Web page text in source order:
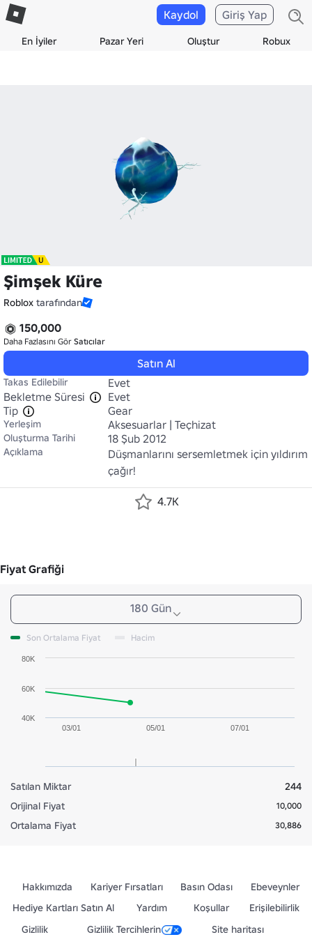
En İyiler Pazar Yeri Oluştur Robux
Kaydol Giriş Yap
Şimşek Küre
Roblox tarafından
150,000
Daha Fazlasını Gör Satıcılar
Satın Al
Takas Edilebilir
Evet
Bekletme Süresi
Evet
Tip
Gear
Yerleşim Aksesuarlar | Teçhizat
Oluşturma Tarihi 18 Şub 2012
Açıklama
Düşmanlarını sersemletmek için yıldırım
çağır!
4.7K
Fiyat Grafiği
180 Gün
Son Ortalama Fiyat Hacim
03/01 05/01 07/01
40K
60K
80K
Satılan Miktar
244
Orijinal Fiyat
10,000
Ortalama Fiyat 30,886
Hakkımızda Kariyer Fırsatları Basın Odası
Ebeveynler
Hediye Kartları Satın Al
Yardım Koşullar
Erişilebilirlik
Gizlilik
Gizlilik Tercihlerin Site haritası